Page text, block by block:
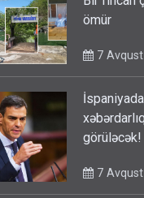
ömür
7 Avqust
görüləcək!
7 Avqust